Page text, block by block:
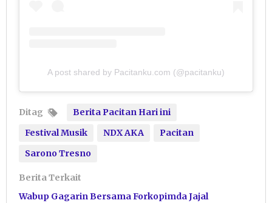
A post shared by Pacitanku.com (@pacitanku)
Ditag
Berita Pacitan Hari ini
Festival Musik
NDX AKA
Pacitan
Sarono Tresno
Berita Terkait
Wabup Gagarin Bersama Forkopimda Jajal